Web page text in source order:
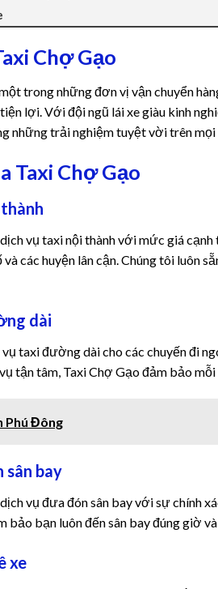
Chợ Gạo
trong những đơn vị vận chuyển
lợi. Với đội ngũ lái xe giàu kinh
những trải nghiệm tuyệt vời trên mọi
Taxi Chợ Gạo
vụ taxi nội thành với mức giá cạnh
các huyện lân cận. Chúng tôi luôn
dài
taxi đường dài cho các chuyến đi
tận tâm, Taxi Chợ Gạo đảm bảo
Phú Đông
sân bay
vụ đưa đón sân bay với sự chính
bảo bạn luôn đến sân bay đúng giờ
xe